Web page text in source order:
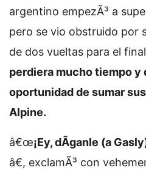
argentino empezÃ³ a
pero se vio obstruido por
de dos vueltas para el
perdiera mucho tiempo y
oportunidad de sumar
Alpine.
â€œ¡Ey, dÃ­ganle (a
â€, exclamÃ³ con